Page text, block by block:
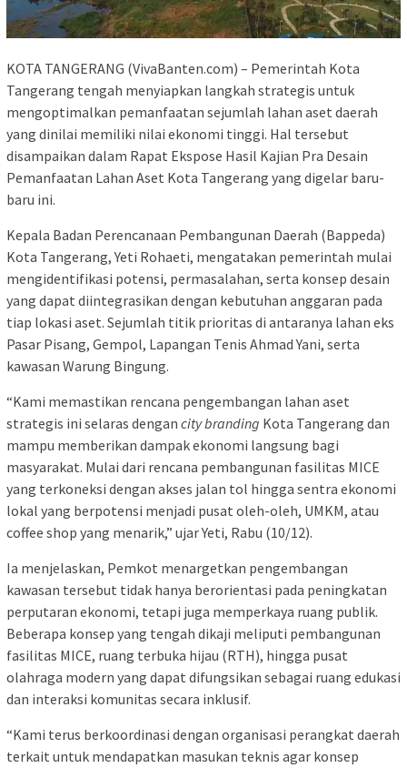
KOTA TANGERANG (VivaBanten.com) – Pemerintah Kota
Tangerang tengah menyiapkan langkah strategis untuk
mengoptimalkan pemanfaatan sejumlah lahan aset daerah
yang dinilai memiliki nilai ekonomi tinggi. Hal tersebut
disampaikan dalam Rapat Ekspose Hasil Kajian Pra Desain
Pemanfaatan Lahan Aset Kota Tangerang yang digelar baru-
baru ini.
Kepala Badan Perencanaan Pembangunan Daerah (Bappeda)
Kota Tangerang, Yeti Rohaeti, mengatakan pemerintah mulai
mengidentifikasi potensi, permasalahan, serta konsep desain
yang dapat diintegrasikan dengan kebutuhan anggaran pada
tiap lokasi aset. Sejumlah titik prioritas di antaranya lahan eks
Pasar Pisang, Gempol, Lapangan Tenis Ahmad Yani, serta
kawasan Warung Bingung.
“Kami memastikan rencana pengembangan lahan aset
strategis ini selaras dengan city branding Kota Tangerang dan
mampu memberikan dampak ekonomi langsung bagi
masyarakat. Mulai dari rencana pembangunan fasilitas MICE
yang terkoneksi dengan akses jalan tol hingga sentra ekonomi
lokal yang berpotensi menjadi pusat oleh-oleh, UMKM, atau
coffee shop yang menarik,” ujar Yeti, Rabu (10/12).
Ia menjelaskan, Pemkot menargetkan pengembangan
kawasan tersebut tidak hanya berorientasi pada peningkatan
perputaran ekonomi, tetapi juga memperkaya ruang publik.
Beberapa konsep yang tengah dikaji meliputi pembangunan
fasilitas MICE, ruang terbuka hijau (RTH), hingga pusat
olahraga modern yang dapat difungsikan sebagai ruang edukasi
dan interaksi komunitas secara inklusif.
“Kami terus berkoordinasi dengan organisasi perangkat daerah
terkait untuk mendapatkan masukan teknis agar konsep